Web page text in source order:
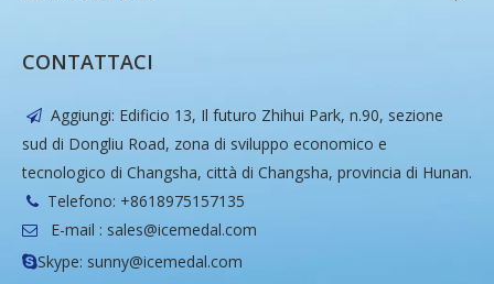
CONTATTACI
 Aggiungi: Edificio 13, Il futuro Zhihui Park, n.90, sezione
sud di Dongliu Road, zona di sviluppo economico e
tecnologico di Changsha, città di Changsha, provincia di Hunan.
 Telefono: +8618975157135
 E-mail : sales@icemedal.com
Skype: sunny@icemedal.com